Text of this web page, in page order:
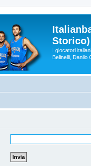
Storico)
I giocatori
Belinelli, Danilo